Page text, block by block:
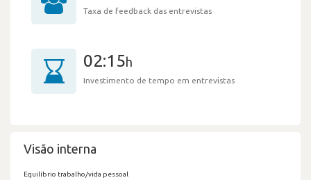
Taxa de feedback das entrevistas
02:15h
Investimento de tempo em entrevistas
Visão interna
Equilíbrio trabalho/vida pessoal